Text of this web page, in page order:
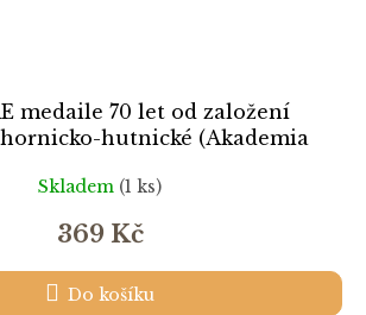
medaile 70 let od založení
hutnické (Akademia
patinovaný tombak, stav
Skladem (1 ks)
369 Kč
Do košíku